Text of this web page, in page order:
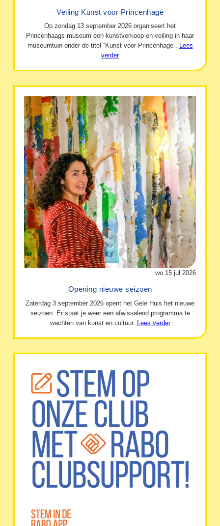
Veiling Kunst voor Princenhage
Op zondag 13 september 2026 organiseert het
Princenhaags museum een kunstverkoop en veiling in haar
museumtuin onder de titel “Kunst voor Princenhage”. Lees
verder
wo 15 jul 2026
Opening nieuwe seizoen
Zaterdag 3 september 2026 opent het Gele Huis het nieuwe
seizoen. Er staat je weer een afwisselend programma te
wachten van kunst en cultuur. Lees verder